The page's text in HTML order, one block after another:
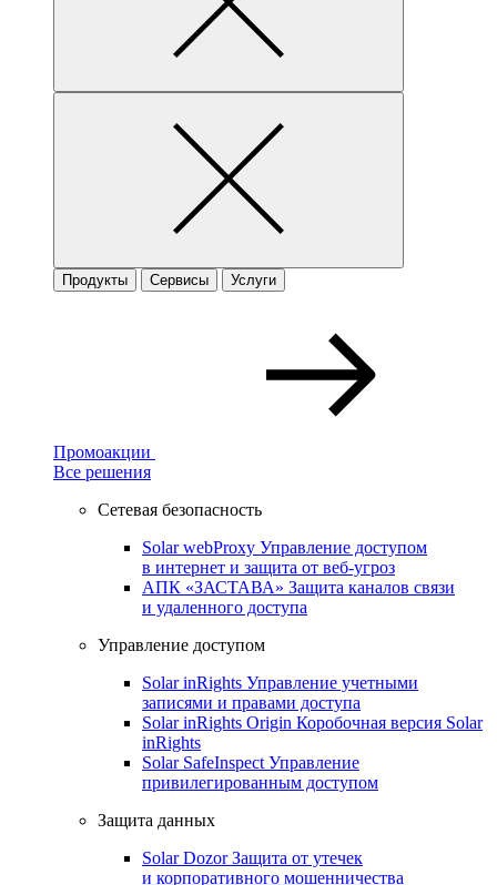
Продукты Сервисы Услуги
Промоакции
Все решения
Сетевая безопасность
Solar webProxy Управление доступом
в интернет и защита от веб-угроз
АПК «ЗАСТАВА» Защита каналов связи
и удаленного доступа
Управление доступом
Solar inRights Управление учетными
записями и правами доступа
Solar inRights Origin Коробочная версия Solar
inRights
Solar SafeInspect Управление
привилегированным доступом
Защита данных
Solar DozorЗащита от утечек
и корпоративного мошенничества